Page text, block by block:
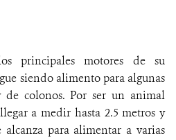
principales motores de su
siendo alimento para algunas
de colonos. Por ser un animal
a medir hasta 2.5 metros y
alcanza para alimentar a varias